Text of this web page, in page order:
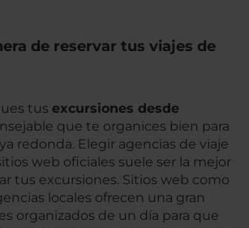
de reservar tus viajes de
tus excursiones desde
que te organices bien para
redonda. Elegir agencias de viaje
web oficiales suele ser la mejor
tus excursiones. Sitios web como
locales ofrecen una gran
organizados de un día para que